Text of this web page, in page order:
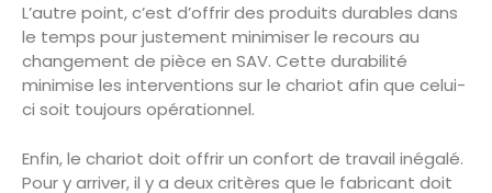
L’autre point, c’est d’offrir des produits durables dans
le temps pour justement minimiser le recours au
changement de pièce en SAV. Cette durabilité
minimise les interventions sur le chariot afin que celui-
ci soit toujours opérationnel.
Enfin, le chariot doit offrir un confort de travail inégalé.
Pour y arriver, il y a deux critères que le fabricant doit